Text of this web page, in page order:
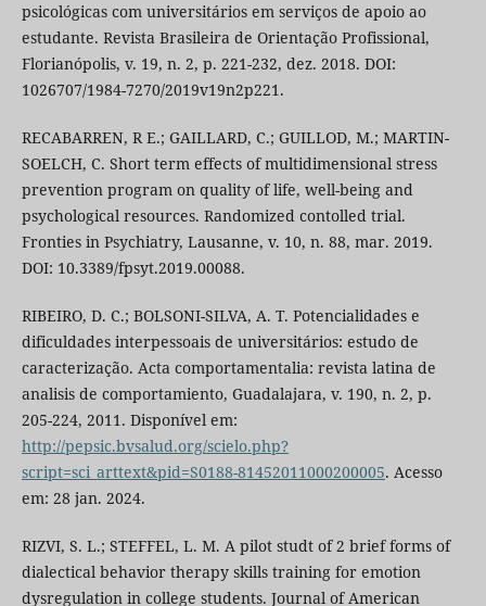
psicológicas com universitários em serviços de apoio ao
estudante. Revista Brasileira de Orientação Profissional,
Florianópolis, v. 19, n. 2, p. 221-232, dez. 2018. DOI:
1026707/1984-7270/2019v19n2p221.
RECABARREN, R E.; GAILLARD, C.; GUILLOD, M.; MARTIN-
SOELCH, C. Short term effects of multidimensional stress
prevention program on quality of life, well-being and
psychological resources. Randomized contolled trial.
Fronties in Psychiatry, Lausanne, v. 10, n. 88, mar. 2019.
DOI: 10.3389/fpsyt.2019.00088.
RIBEIRO, D. C.; BOLSONI-SILVA, A. T. Potencialidades e
dificuldades interpessoais de universitários: estudo de
caracterização. Acta comportamentalia: revista latina de
analisis de comportamiento, Guadalajara, v. 190, n. 2, p.
205-224, 2011. Disponível em:
http://pepsic.bvsalud.org/scielo.php?
script=sci_arttext&pid=S0188-81452011000200005. Acesso
em: 28 jan. 2024.
RIZVI, S. L.; STEFFEL, L. M. A pilot studt of 2 brief forms of
dialectical behavior therapy skills training for emotion
dysregulation in college students. Journal of American